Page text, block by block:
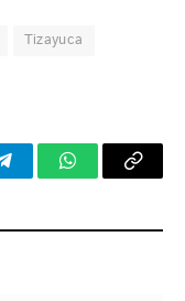
Tizayuca
TelegramWhatsApp
Copy